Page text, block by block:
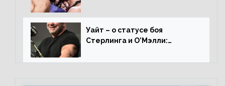
нокаутирует Майкла»
Уайт – о статусе боя
Стерлинга и О’Мэлли:
травму? Он готовится,